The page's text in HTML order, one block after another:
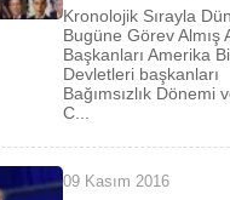
“The National
en güçlü yüz avukatı
başkanlık seçimleri
kampanyalarında
seçilmesinin ardından
Kronolojik Sırayla
Bugüne Görev Almış
Başkanları Amerika
Devletleri başkanları
Bağımsızlık Dönemi
C...
09 Kasım 2016